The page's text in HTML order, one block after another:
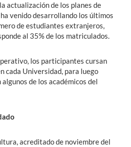
actualización de los planes de
venido desarrollando los últimos
de estudiantes extranjeros,
al 35% de los matriculados.
los participantes cursan
cada Universidad, para luego
de los académicos del
acreditado de noviembre del